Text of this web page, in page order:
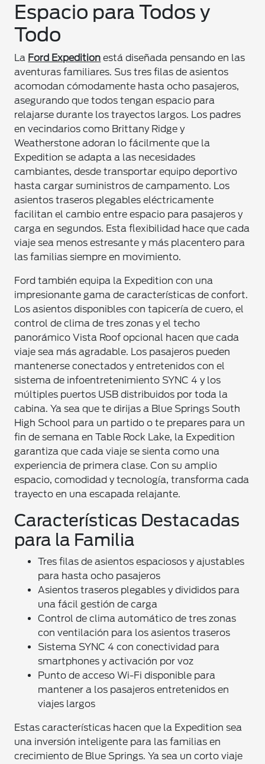
Espacio para Todos y
Todo
La Ford Expedition está diseñada pensando en las
aventuras familiares. Sus tres filas de asientos
acomodan cómodamente hasta ocho pasajeros,
asegurando que todos tengan espacio para
relajarse durante los trayectos largos. Los padres
en vecindarios como Brittany Ridge y
Weatherstone adoran lo fácilmente que la
Expedition se adapta a las necesidades
cambiantes, desde transportar equipo deportivo
hasta cargar suministros de campamento. Los
asientos traseros plegables eléctricamente
facilitan el cambio entre espacio para pasajeros y
carga en segundos. Esta flexibilidad hace que cada
viaje sea menos estresante y más placentero para
las familias siempre en movimiento.
Ford también equipa la Expedition con una
impresionante gama de características de confort.
Los asientos disponibles con tapicería de cuero, el
control de clima de tres zonas y el techo
panorámico Vista Roof opcional hacen que cada
viaje sea más agradable. Los pasajeros pueden
mantenerse conectados y entretenidos con el
sistema de infoentretenimiento SYNC 4 y los
múltiples puertos USB distribuidos por toda la
cabina. Ya sea que te dirijas a Blue Springs South
High School para un partido o te prepares para un
fin de semana en Table Rock Lake, la Expedition
garantiza que cada viaje se sienta como una
experiencia de primera clase. Con su amplio
espacio, comodidad y tecnología, transforma cada
trayecto en una escapada relajante.
Características Destacadas
para la Familia
Tres filas de asientos espaciosos y ajustables
para hasta ocho pasajeros
Asientos traseros plegables y divididos para
una fácil gestión de carga
Control de clima automático de tres zonas
con ventilación para los asientos traseros
Sistema SYNC 4 con conectividad para
smartphones y activación por voz
Punto de acceso Wi-Fi disponible para
mantener a los pasajeros entretenidos en
viajes largos
Estas características hacen que la Expedition sea
una inversión inteligente para las familias en
crecimiento de Blue Springs. Ya sea un corto viaje